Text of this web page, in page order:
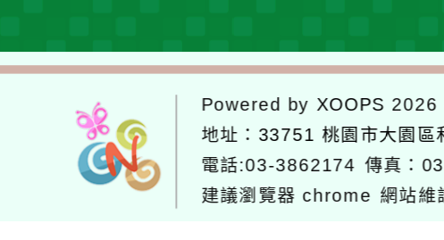
單
Powered by XOOPS 2026
地址： 33751 桃園市大園區
電話:03-3862174 傳真：
建議瀏覽器 chrome 網站維